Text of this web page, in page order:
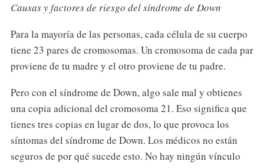
Causas y factores de riesgo del síndrome de Down
Para la mayoría de las personas, cada célula de su cuerpo
tiene 23 pares de cromosomas. Un cromosoma de cada par
proviene de tu madre y el otro proviene de tu padre.
Pero con el síndrome de Down, algo sale mal y obtienes
una copia adicional del cromosoma 21. Eso significa que
tienes tres copias en lugar de dos, lo que provoca los
síntomas del síndrome de Down. Los médicos no están
seguros de por qué sucede esto. No hay ningún vínculo